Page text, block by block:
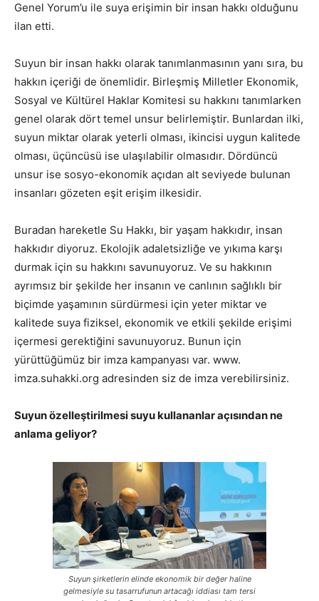
Genel Yorum’u ile suya erişimin bir insan hakkı olduğunu
ilan etti.
Suyun bir insan hakkı olarak tanımlanmasının yanı sıra, bu
hakkın içeriği de önemlidir. Birleşmiş Milletler Ekonomik,
Sosyal ve Kültürel Haklar Komitesi su hakkını tanımlarken
genel olarak dört temel unsur belirlemiştir. Bunlardan ilki,
suyun miktar olarak yeterli olması, ikincisi uygun kalitede
olması, üçüncüsü ise ulaşılabilir olmasıdır. Dördüncü
unsur ise sosyo-ekonomik açıdan alt seviyede bulunan
insanları gözeten eşit erişim ilkesidir.
Buradan hareketle Su Hakkı, bir yaşam hakkıdır, insan
hakkıdır diyoruz. Ekolojik adaletsizliğe ve yıkıma karşı
durmak için su hakkını savunuyoruz. Ve su hakkının
ayrımsız bir şekilde her insanın ve canlının sağlıklı bir
biçimde yaşamının sürdürmesi için yeter miktar ve
kalitede suya fiziksel, ekonomik ve etkili şekilde erişimi
içermesi gerektiğini savunuyoruz. Bunun için
yürüttüğümüz bir imza kampanyası var. www.
imza.suhakki.org adresinden siz de imza verebilirsiniz.
Suyun özelleştirilmesi suyu kullananlar açısından ne
anlama geliyor?
Suyun şirketlerin elinde ekonomik bir değer haline
gelmesiyle su tasarrufunun artacağı iddiası tam tersi